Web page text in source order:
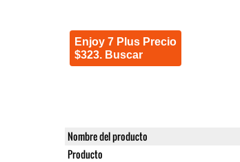
Enjoy 7 Plus Precio
$323. Buscar
Nombre del producto
Producto